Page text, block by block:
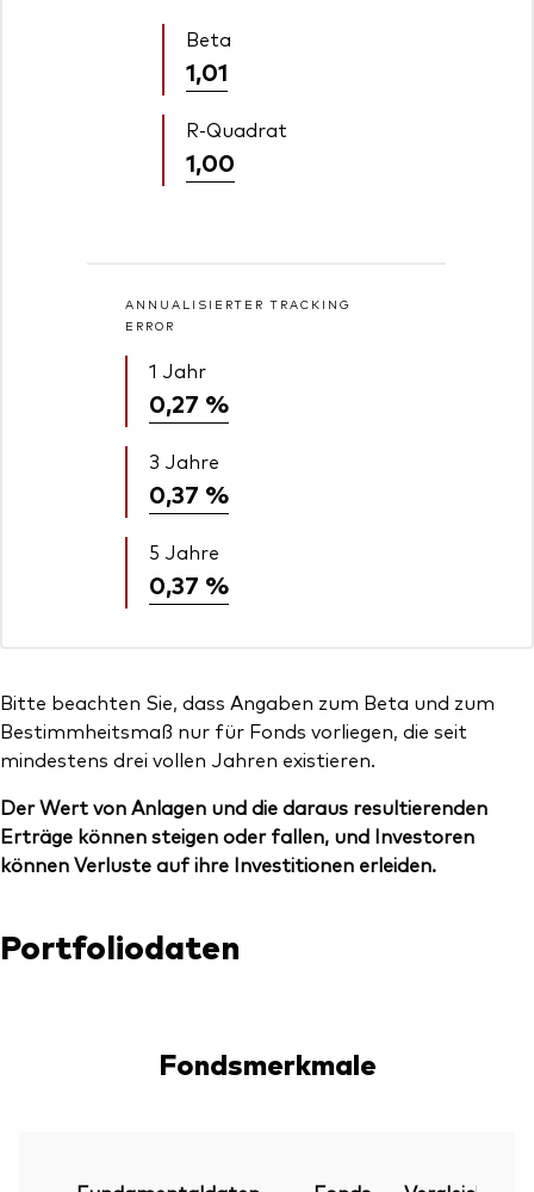
Beta
1,01
R-Quadrat
1,00
ANNUALISIERTER TRACKING
ERROR
1 Jahr
0,27 %
3 Jahre
0,37 %
5 Jahre
0,37 %
Bitte beachten Sie, dass Angaben zum Beta und zum
Bestimmheitsmaß nur für Fonds vorliegen, die seit
mindestens drei vollen Jahren existieren.
Der Wert von Anlagen und die daraus resultierenden
Erträge können steigen oder fallen, und Investoren
können Verluste auf ihre Investitionen erleiden.
Portfoliodaten
Fondsmerkmale